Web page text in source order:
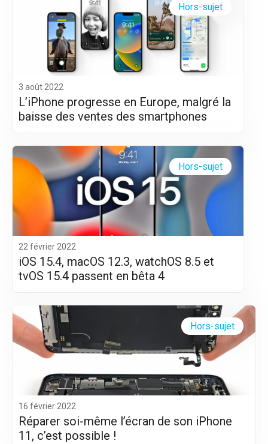
3 août 2022
L’iPhone progresse en Europe, malgré la
baisse des ventes des smartphones
Hors-sujet
22 février 2022
iOS 15.4, macOS 12.3, watchOS 8.5 et
tvOS 15.4 passent en bêta 4
Hors-sujet
16 février 2022
Réparer soi-même l’écran de son iPhone
11, c’est possible !
Hors-sujet